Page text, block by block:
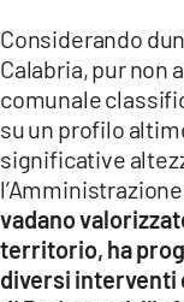
Considerando
Calabria, pur non
comunale
su un profilo
significative
vadano
territorio, ha
diversi interventi